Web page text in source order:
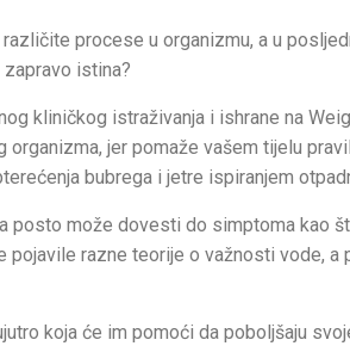
procese u organizmu, a u
istina?
kliničkog istraživanja i ishrane na
jer pomaže vašem tijelu
bubrega i jetre ispiranjem
posto može dovesti do simptoma kao
pojavile razne teorije o važnosti vode,
koja će im pomoći da poboljšaju